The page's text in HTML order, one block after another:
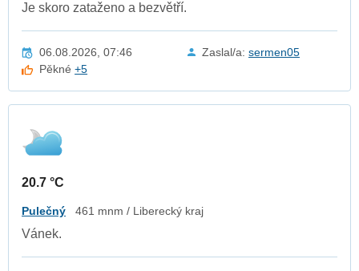
Je skoro zataženo a bezvětří.
06.08.2026, 07:46 Zaslal/a: sermen05
Pěkné+5
20.7 °C
Pulečný 461 mnm / Liberecký kraj
Vánek.